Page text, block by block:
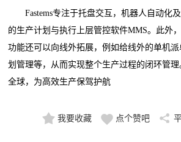
Fastems专注于托盘交互，机器人自动化
的生产计划与执行上层管控软件MMS。此外
功能还可以向线外拓展，例如给线外的单机
划管理等，从而实现整个生产过程的闭环管
全球，为高效生产保驾护航
我要收藏 点个赞吧